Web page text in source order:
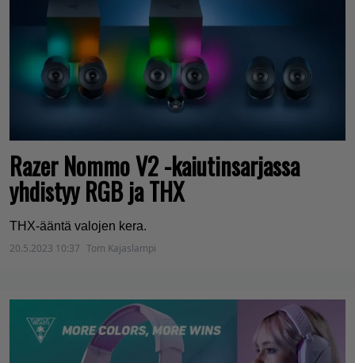
Razer Nommo V2 -kaiutinsarjassa
yhdistyy RGB ja THX
THX-ääntä valojen kera.
20.5.2023 10:37 Tom Kajaslampi